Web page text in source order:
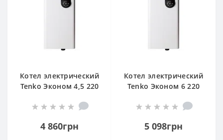
Котел электрический
Tenko Эконом 4,5 220
4 860грн
Котел электрический
Tenko Эконом 6 220
5 098грн